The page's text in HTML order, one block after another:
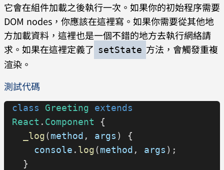
它會在組件加載之後執行一次。如果你的初始程序需要
DOM nodes，你應該在這裡寫。如果你需要從其他地
方加載資料，這裡也是一個不錯的地方去執行網絡請
求。如果在這裡定義了 setState 方法，會觸發重複
渲染。
測試代碼
class Greeting extends
React . Component {
  _log
(method , args ) {
    console
. log(method , args );
  }